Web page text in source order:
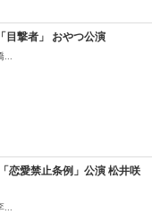
目撃者」 おやつ公演
恋愛禁止条例」公演 松井咲